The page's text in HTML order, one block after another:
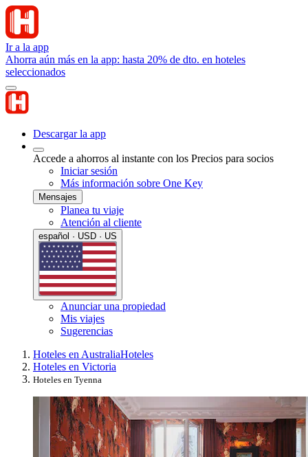
Ir a la app
Ahorra aún más en la app: hasta 20% de dto. en hoteles
seleccionados
Descargar la app
Accede a ahorros al instante con los Precios para socios
Iniciar sesión
Más información sobre One Key
Mensajes
Planea tu viaje
Atención al cliente
español · USD · US
Anunciar una propiedad
Mis viajes
Sugerencias
Hoteles en AustraliaHoteles
Hoteles en Victoria
Hoteles en Tyenna